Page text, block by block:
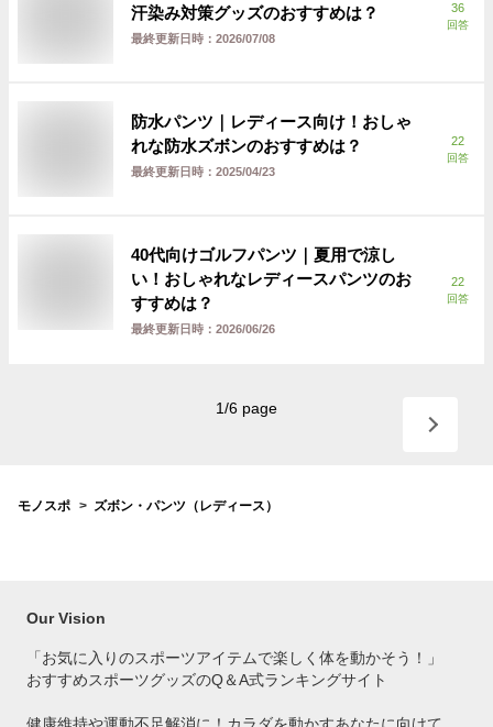
汗染み対策グッズのおすすめは？
最終更新日時： 2026/07/08
36
回答
防水パンツ｜レディース向け！おしゃ
れな防水ズボンのおすすめは？
最終更新日時： 2025/04/23
22
回答
40代向けゴルフパンツ｜夏用で涼し
い！おしゃれなレディースパンツのお
すすめは？
最終更新日時： 2026/06/26
22
回答
1/6 page
モノスポ ズボン・パンツ（レディース）
Our Vision
「お気に入りのスポーツアイテムで楽しく体を動かそう！」
おすすめスポーツグッズのQ＆A式ランキングサイト